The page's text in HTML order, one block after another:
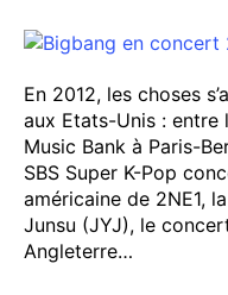
En 2012, les choses
aux Etats-Unis : entre
Music Bank à Paris-
SBS Super K-Pop
américaine de 2NE1,
Junsu (JYJ), le
Angleterre…